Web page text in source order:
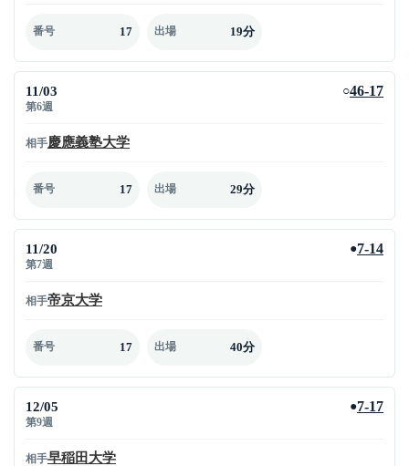
番号 17 出場 19分
11/03
第6週
○46-17
相手慶應義塾大学
番号 17 出場 29分
11/20
第7週
●7-14
相手帝京大学
番号 17 出場 40分
12/05
第9週
●7-17
相手早稲田大学